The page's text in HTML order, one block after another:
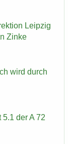
Leip­zig
Zinke
wird durch
der A 72